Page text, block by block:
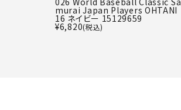
murai Japan Players OHTANI
16 ネイビー 15129659
¥6,820(税込)